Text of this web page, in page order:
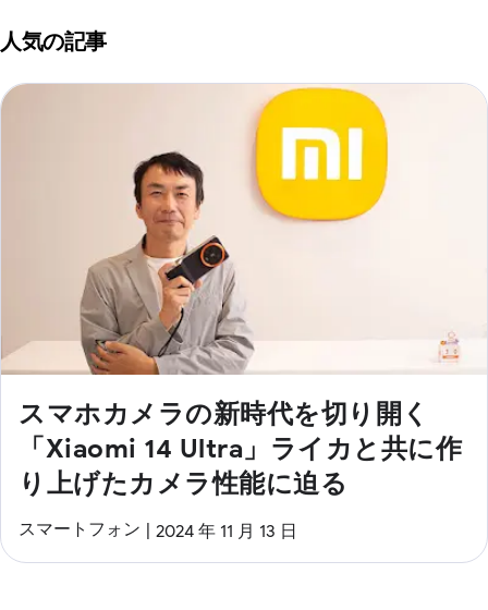
人気の記事
スマホカメラの新時代を切り開く
「Xiaomi 14 Ultra」ライカと共に作
り上げたカメラ性能に迫る
スマートフォン 2024 年 11 月 13 日